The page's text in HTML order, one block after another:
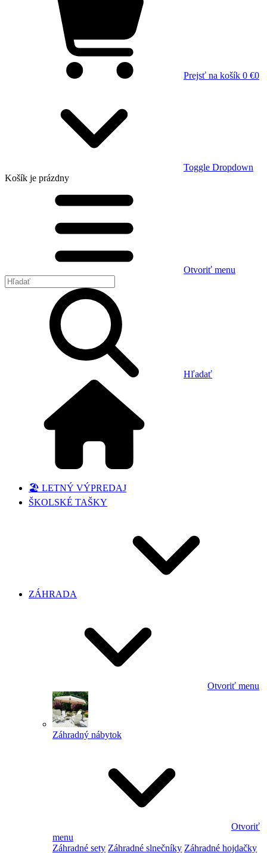
Prejsť na košík 0 €0
Toggle Dropdown
Košík je prázdny
Otvoriť menu
Hľadať
🏖️ LETNÝ VÝPREDAJ
ŠKOLSKÉ TAŠKY
ZÁHRADA
Otvoriť menu
Záhradný nábytok
Otvoriť
menu
Záhradné sety Záhradné slnečníky Záhradné hojdačky